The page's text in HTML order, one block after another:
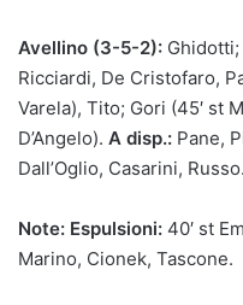
Avellino (3-5-2):
Ricciardi, De Cristofaro,
Varela), Tito; Gori (45′ st
D’Angelo). A disp.: Pane,
Dall’Oglio, Casarini, Russo.
Note: Espulsioni: 40′ st
Marino, Cionek, Tascone.